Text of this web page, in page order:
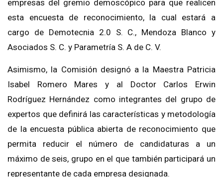
empresas del gremio demoscópico para que realicen
esta encuesta de reconocimiento, la cual estará a
cargo de Demotecnia 2.0 S. C., Mendoza Blanco y
Asociados S. C. y Parametría S. A de C. V.
Asimismo, la Comisión designó a la Maestra Patricia
Isabel Romero Mares y al Doctor Carlos Erwin
Rodríguez Hernández como integrantes del grupo de
expertos que definirá las características y metodología
de la encuesta pública abierta de reconocimiento que
permita reducir el número de candidaturas a un
máximo deseis, grupo en el que también participará un
representante de cada empresa designada.